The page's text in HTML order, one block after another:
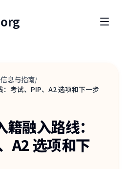
息与指南/
考试、PIP、A2 选项和下一步
融入路线：
A2 选项和下